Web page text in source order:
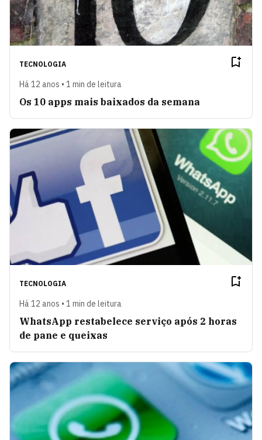
TECNOLOGIA
Há 12 anos • 1 min de leitura
Os 10 apps mais baixados da semana
TECNOLOGIA
Há 12 anos • 1 min de leitura
WhatsApp restabelece serviço após 2 horas
de pane e queixas